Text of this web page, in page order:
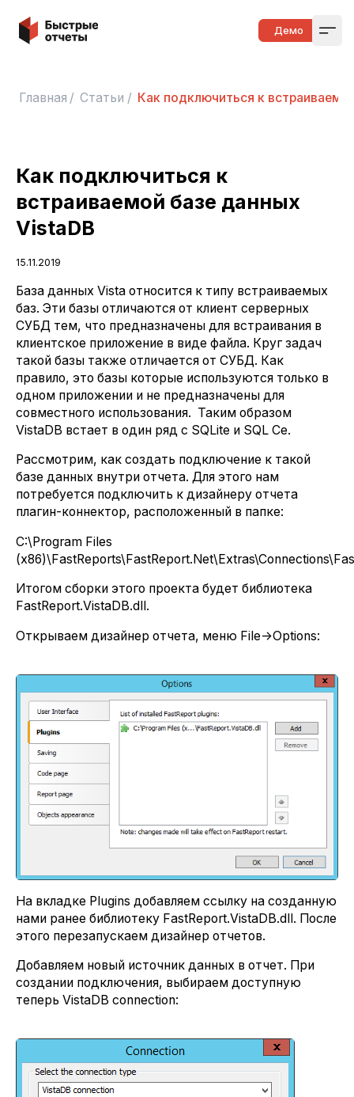
Быстрые отчеты Демо
Главная / Статьи / Как подключиться к
Как подключиться к
встраиваемой базе данных
VistaDB
15.11.2019
База данных Vista относится к типу встраиваемых
баз. Эти базы отличаются от клиент серверных
СУБД тем, что предназначены для встраивания в
клиентское приложение в виде файла. Круг задач
такой базы также отличается от СУБД. Как
правило, это базы которые используются только в
одном приложении и не предназначены для
совместного использования. Таким образом
VistaDB встает в один ряд с SQLite и SQL Ce.
Рассмотрим, как создать подключение к такой
базе данных внутри отчета. Для этого нам
потребуется подключить к дизайнеру отчета
плагин-коннектор, расположенный в папке:
C:\Program Files
Итогом сборки этого проекта будет библиотека
FastReport.VistaDB.dll.
Открываем дизайнер отчета, меню File->Options:
На вкладке Plugins добавляем ссылку на созданную
нами ранее библиотеку FastReport.VistaDB.dll. После
этого перезапускаем дизайнер отчетов.
Добавляем новый источник данных в отчет. При
создании подключения, выбираем доступную
теперь VistaDB connection: